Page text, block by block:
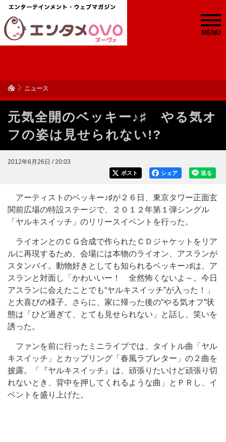
MENU
ニュース
元気全開のベッキー♪♯ やる気オ
フの姿は見せられない!?
2012年6月26日 / 20:03
送る
シェア
ポスト
アーティストのベッキー♪♯が２６日、東京タワー正面玄
関前広場の特設ステージで、２０１２年第１弾シングル
「ヤルキスイッチ」のリリースイベントを行った。
ライオンとのＣＧ合成で作られたＣＤジャケットをリア
ルに再現するため、会場には本物のライオン、アスランが
スタンバイ。動物好きとしても知られるベッキー♪♯は、ア
スランと対面し「かわいいー！ 全然怖くないよ～。今日
アスランに会えたことでも“ヤルキスイッチ”が入った！」
と大喜びの様子。さらに、家に帰った後の“やる気オフ”状
態は「ひど過ぎて、とても見せられない」と話し、笑いを
誘った。
ファンを前に行ったミニライブでは、タイトル曲「ヤル
キスイッチ」とカップリング「春風ラブレター」の２曲を
披露。「『ヤルキスイッチ』は、頑張りたいけど頑張り切
れないとき、背中を押してくれるような曲」とＰＲし、イ
ベントを盛り上げた。